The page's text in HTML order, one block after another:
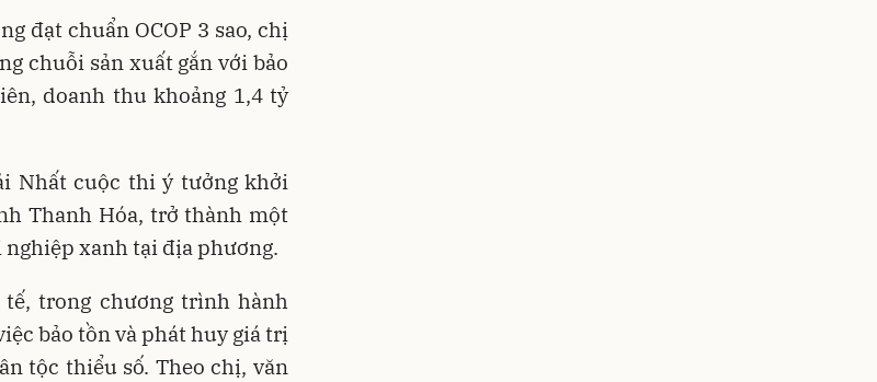
đạt chuẩn OCOP 3 sao, chị
chuỗi sản xuất gắn với bảo
doanh thu khoảng 1,4 tỷ
Nhất cuộc thi ý tưởng khởi
Thanh Hóa, trở thành một
xanh tại địa phương.
trong chương trình hành
bảo tồn và phát huy giá trị
tộc thiểu số. Theo chị, văn